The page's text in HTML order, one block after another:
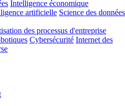
Intelligence économique
artificielle Science des données
des processus d'entreprise
Cybersécurité Internet des